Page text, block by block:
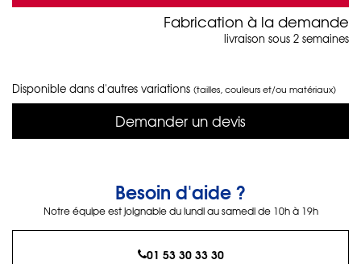
Fabrication à la demande
livraison sous 2 semaines
Disponible dans d'autres variations (tailles, couleurs et/ou matériaux)
Demander un devis
Besoin d'aide ?
Notre équipe est joignable du lundi au samedi de 10h à 19h
01 53 30 33 30